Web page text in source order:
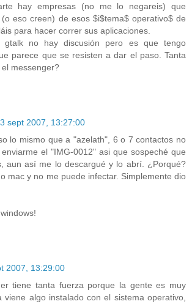
hay empresas (no me lo negareis) que
eso creen) de esos $i$tema$ operativo$ de
para hacer correr sus aplicaciones.
no hay discusión pero es que tengo
parece que se resisten a dar el paso. Tanta
messenger?
sept 2007, 13:27:00
lo mismo que a "azelath", 6 o 7 contactos no
el "IMG-0012" asi que sospeché que
aun así me lo descargué y lo abrí. ¿Porqué?
mac y no me puede infectar. Simplemente dio
2007, 13:29:00
tiene tanta fuerza porque la gente es muy
viene algo instalado con el sistema operativo,